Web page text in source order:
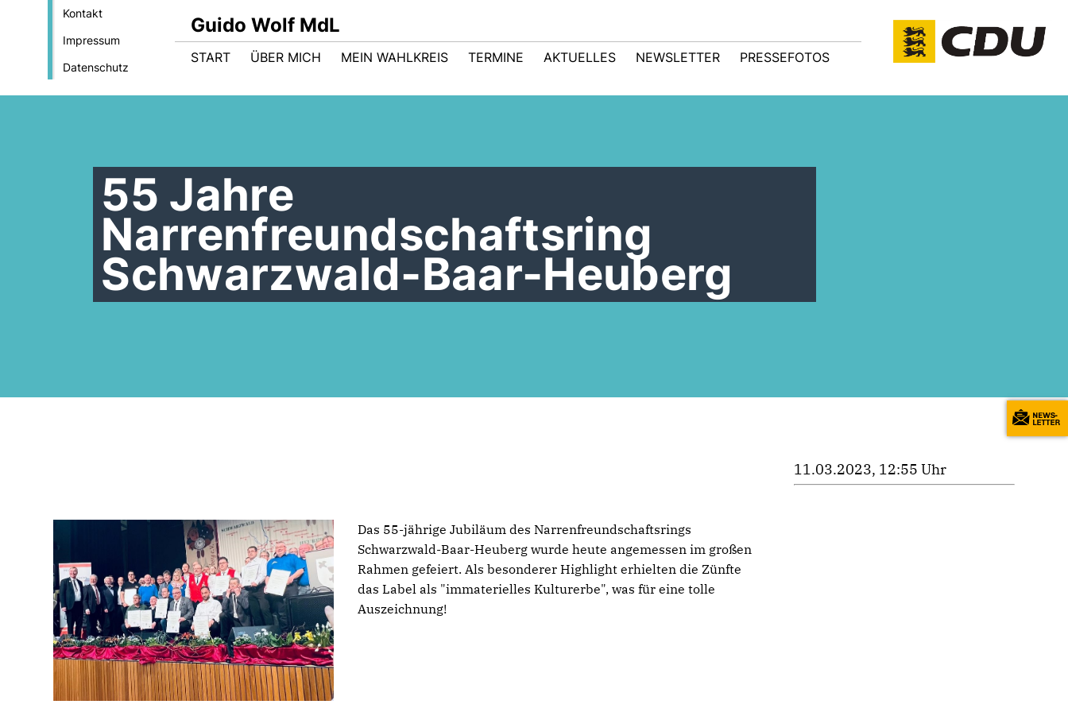
Kontakt
Impressum
Datenschutz
Guido Wolf MdL
START ÜBER MICH MEIN WAHLKREIS TERMINE AKTUELLES NEWSLETTER PRESSEFOTOS
55 Jahre
Narrenfreundschaftsring
Schwarzwald-Baar-Heuberg
Das 55-jährige Jubiläum des Narrenfreundschaftsrings
Schwarzwald-Baar-Heuberg wurde heute angemessen im großen
Rahmen gefeiert. Als besonderer Highlight erhielten die Zünfte
das Label als "immaterielles Kulturerbe", was für eine tolle
Auszeichnung!
11.03.2023, 12:55 Uhr